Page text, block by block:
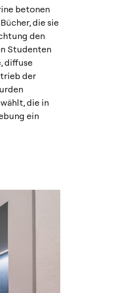
betonen
die sie
den
Studenten
diffuse
der
die in
ein